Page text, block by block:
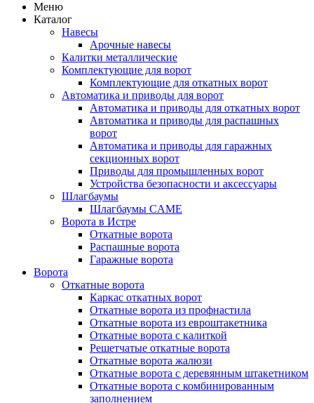
Меню
Каталог
Навесы
Арочные навесы
Калитки металлические
Комплектующие для ворот
Комплектующие для откатных ворот
Автоматика и приводы для ворот
Автоматика и приводы для откатных ворот
Автоматика и приводы для распашных
ворот
Автоматика и приводы для гаражных
секционных ворот
Приводы для промышленных ворот
Устройства безопасности и аксессуары
Шлагбаумы
Шлагбаумы CAME
Ворота в Истре
Откатные ворота
Распашные ворота
Гаражные ворота
Ворота
Откатные ворота
Каркас откатных ворот
Откатные ворота из профнастила
Откатные ворота из евроштакетника
Откатные ворота с калиткой
Решетчатые откатные ворота
Откатные ворота жалюзи
Откатные ворота с деревянным штакетником
Откатные ворота с комбинированным
заполнением